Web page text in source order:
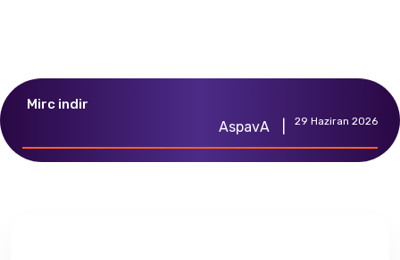
Mirc indir
AspavA 29 Haziran 2026